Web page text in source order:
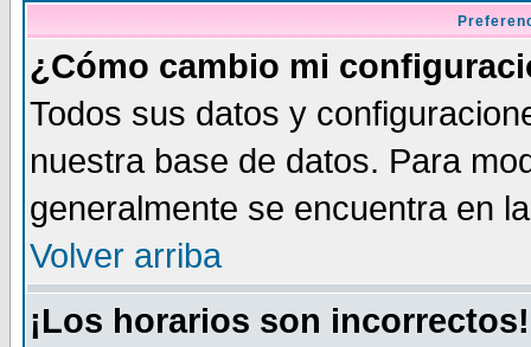
¿Cómo cambio mi
Todos sus datos y
nuestra base de datos. Para
generalmente se encuentra en
Volver arriba
¡Los horarios son incorrectos!